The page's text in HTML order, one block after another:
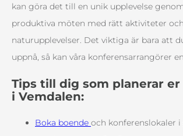
kan göra det till en unik upplevelse
produktiva möten med rätt aktiviteter
naturupplevelser. Det viktiga är bara att
uppnå, så kan våra konferensarrangörer
Tips till dig som planerar
i Vemdalen:
Boka boende och konferenslokaler